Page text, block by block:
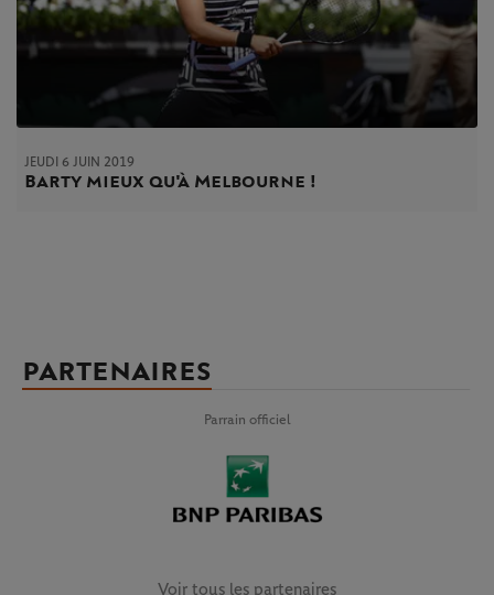
JEUDI 6 JUIN 2019
Barty mieux qu'à Melbourne !
PARTENAIRES
Parrain officiel
Voir tous les partenaires